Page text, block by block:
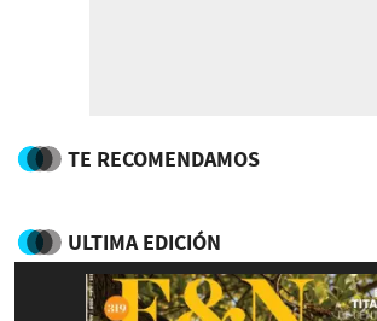
TE RECOMENDAMOS
ULTIMA EDICIÓN